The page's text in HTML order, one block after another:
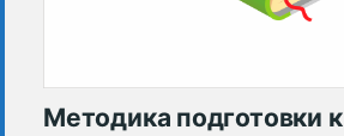
Методика подготовки к